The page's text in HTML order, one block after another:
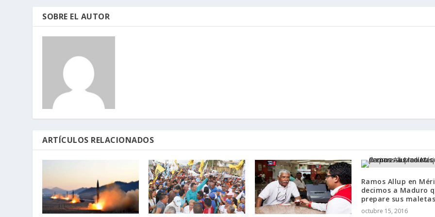
SOBRE EL AUTOR
ARTÍCULOS RELACIONADOS
Ramos Allup en
decimos a Maduro
prepare sus maletas
octubre 15, 2016